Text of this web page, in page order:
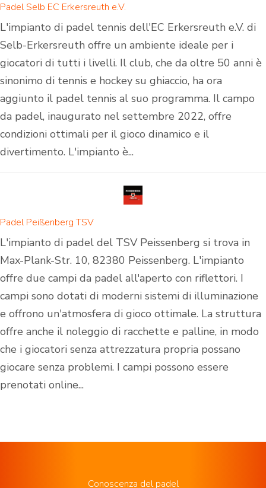
Padel Selb EC Erkersreuth e.V.
L'impianto di padel tennis dell'EC Erkersreuth e.V. di
Selb-Erkersreuth offre un ambiente ideale per i
giocatori di tutti i livelli. Il club, che da oltre 50 anni è
sinonimo di tennis e hockey su ghiaccio, ha ora
aggiunto il padel tennis al suo programma. Il campo
da padel, inaugurato nel settembre 2022, offre
condizioni ottimali per il gioco dinamico e il
divertimento. L'impianto è...
Padel Peißenberg TSV
L'impianto di padel del TSV Peissenberg si trova in
Max-Plank-Str. 10, 82380 Peissenberg. L'impianto
offre due campi da padel all'aperto con riflettori. I
campi sono dotati di moderni sistemi di illuminazione
e offrono un'atmosfera di gioco ottimale. La struttura
offre anche il noleggio di racchette e palline, in modo
che i giocatori senza attrezzatura propria possano
giocare senza problemi. I campi possono essere
prenotati online...
Conoscenza del padel